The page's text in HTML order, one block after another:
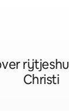
Christi